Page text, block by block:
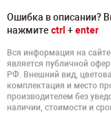
Ошибка в описании?
нажмите ctrl +enter
Вся информация на
является публичной
РФ. Внешний вид,
комплектация и место
производителем без
наличии, стоимости и